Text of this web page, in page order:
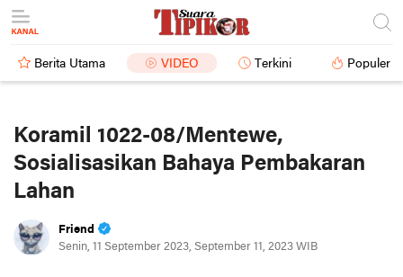
Berita Utama VIDEO Terkini Populer
Koramil 1022-08/Mentewe,
Sosialisasikan Bahaya Pembakaran
Lahan
Friend
Senin, 11 September 2023, September 11, 2023 WIB